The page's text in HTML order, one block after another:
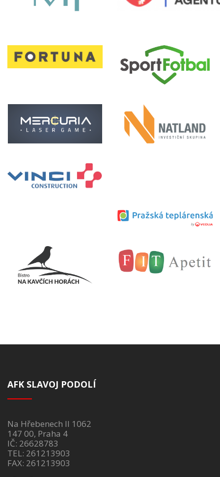
AFK SLAVOJ PODOLÍ
Na Hřebenech II 1062
147 00, Praha 4
IČ: 26628783
TEL: 261213903
FAX: 261213903